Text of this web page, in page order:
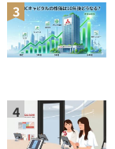
3
4